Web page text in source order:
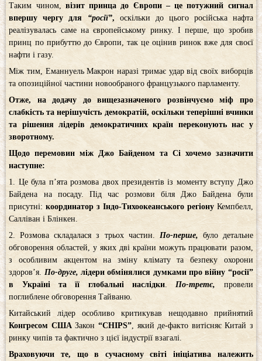
Таким чином,візит принца до Європи – це потужний сигнал
впершу чергу для “росії”, оскільки до цього російська нафта
реалізувалась саме на європейському ринку. І перше, що зробив
принц по прибуттю до Європи, так це оцінив ринок вже для своєї
нафти і газу.
Між тим, Еманнуель Макрон наразі тримає удар від своїх виборців
та опозиційної частини новообраного французького парламенту.
Отже, на додачу до вищезазначеного розвінчуємо міф про
слабкість та нерішучість демократій, оскільки теперішні вчинки
та рішення лідерів демократичних країн переконують нас у
зворотному.
Щодо перемовин між Джо Байденом та Сі хочемо зазначити
наступне:
1. Це була п’ята розмова двох президентів із моменту вступу Джо
Байдена на посаду. Під час розмови біля Джо Байдена були
присутні:координатор з Індо-Тихоокеанського регіонуКемпбелл,
Салліван і Блінкен.
2. Розмова складалася з трьох частин. По-перше, було детальне
обговорення областей, у яких дві країни можуть працювати разом,
з особливим акцентом на зміну клімату та безпеку охорони
здоров’я. По-друге, лідери обмінялися думками про війну “росії”
в Україні
та її глобальні наслідки. По-третє, провели
поглиблене обговорення Тайваню.
Китайський лідер особливо критикував нещодавно прийнятий
Конгресом США Закон “CHIPS” , який де-факто витісняє Китай з
ринку чипів та фактично з цієї індустрії взагалі.
Враховуючи те, що в сучасному світі ініціатива належить